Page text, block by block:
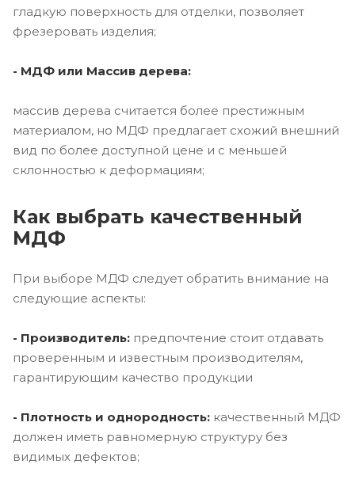
гладкую поверхность для отделки, позволяет
фрезеровать изделия;
- МДФ или Массив дерева:
массив дерева считается более престижным
материалом, но МДФ предлагает схожий внешний
вид по более доступной цене и с меньшей
склонностью к деформациям;
Как выбрать качественный
МДФ
При выборе МДФ следует обратить внимание на
следующие аспекты:
- Производитель: предпочтение стоит отдавать
проверенным и известным производителям,
гарантирующим качество продукции
- Плотность и однородность: качественный МДФ
должен иметь равномерную структуру без
видимых дефектов;